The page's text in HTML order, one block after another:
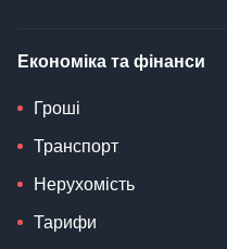
Економіка та фінанси
Гроші
Транспорт
Нерухомість
Тарифи